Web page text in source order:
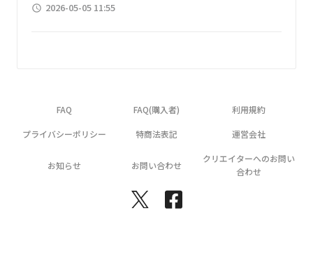
access_time 2026-05-05 11:55
FAQ FAQ(購入者) 利用規約
プライバシーポリシー 特商法表記 運営会社
お知らせ お問い合わせ
クリエイターへのお問い
合わせ